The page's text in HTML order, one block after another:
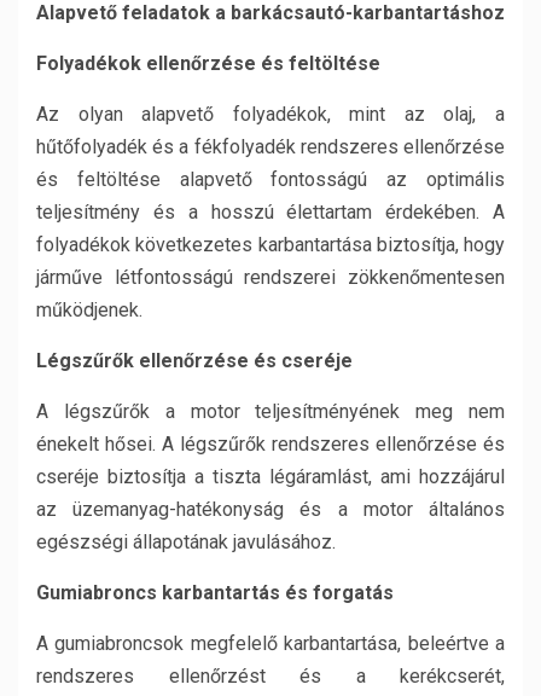
Alapvető feladatok a barkácsautó-karbantartáshoz
Folyadékok ellenőrzése és feltöltése
Az olyan alapvető folyadékok, mint az olaj, a
hűtőfolyadék és a fékfolyadék rendszeres ellenőrzése
és feltöltése alapvető fontosságú az optimális
teljesítmény és a hosszú élettartam érdekében. A
folyadékok következetes karbantartása biztosítja, hogy
járműve létfontosságú rendszerei zökkenőmentesen
működjenek.
Légszűrők ellenőrzése és cseréje
A légszűrők a motor teljesítményének meg nem
énekelt hősei. A légszűrők rendszeres ellenőrzése és
cseréje biztosítja a tiszta légáramlást, ami hozzájárul
az üzemanyag-hatékonyság és a motor általános
egészségi állapotának javulásához.
Gumiabroncs karbantartás és forgatás
A gumiabroncsok megfelelő karbantartása, beleértve a
rendszeres ellenőrzést és a kerékcserét,